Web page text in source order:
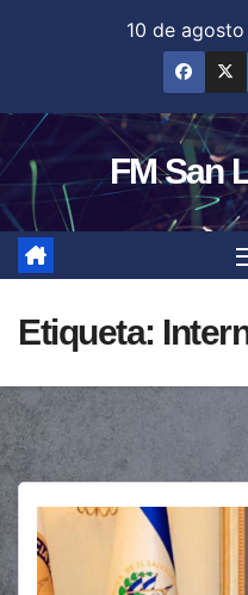
10 de
FM San
Etiqueta: